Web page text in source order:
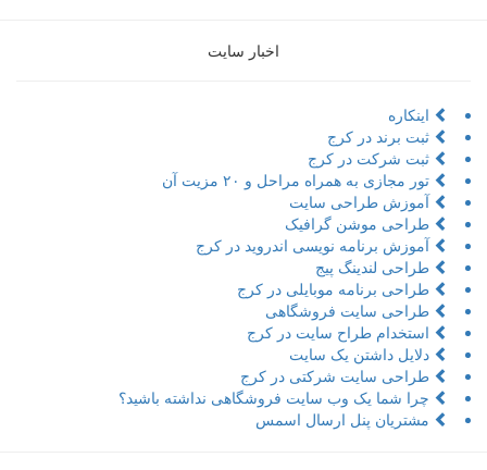
اخبار سایت
اینکاره
ثبت برند در کرج
ثبت شرکت در کرج
تور مجازی به همراه مراحل و ۲۰ مزیت آن
آموزش طراحی سایت
طراحی موشن گرافیک
آموزش برنامه نویسی اندروید در کرج
طراحی لندینگ پیج
طراحی برنامه موبایلی در کرج
طراحی سایت فروشگاهی
استخدام طراح سایت در کرج
دلایل داشتن یک سایت
طراحی سایت شرکتی در کرج
چرا شما یک وب سایت فروشگاهی نداشته باشید؟
مشتریان پنل ارسال اسمس